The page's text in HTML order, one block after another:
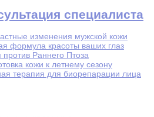
специалиста
изменения мужской кожи
формула красоты ваших глаз
Раннего Птоза
кожи к летнему сезону
терапия для биорепарации лица